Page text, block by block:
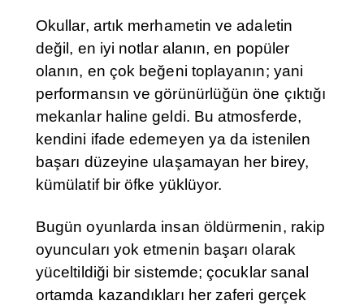
Okullar, artık merhametin ve adaletin
değil, en iyi notlar alanın, en popüler
olanın, en çok beğeni toplayanın; yani
performansın ve görünürlüğün öne çıktığı
mekanlar haline geldi. Bu atmosferde,
kendini ifade edemeyen ya da istenilen
başarı düzeyine ulaşamayan her birey,
kümülatif bir öfke yüklüyor.
Bugün oyunlarda insan öldürmenin, rakip
oyuncuları yok etmenin başarı olarak
yüceltildiği bir sistemde; çocuklar sanal
ortamda kazandıkları her zaferi gerçek